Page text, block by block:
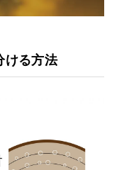
ける方法